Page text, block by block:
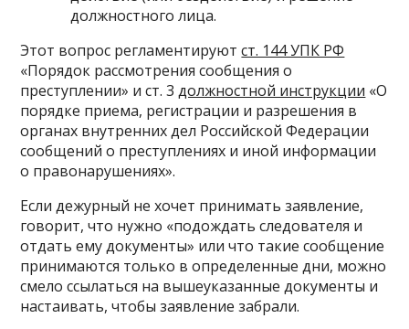
должностного лица.
Этот вопрос регламентируютст. 144 УПК РФ
«Порядок рассмотрения сообщения о
преступлении» и ст. 3должностной инструкции «О
порядке приема, регистрации и разрешения в
органах внутренних дел Российской Федерации
сообщений о преступлениях и иной информации
о правонарушениях».
Если дежурный не хочет принимать заявление,
говорит, что нужно «подождать следователя и
отдать ему документы» или что такие сообщение
принимаются только в определенные дни, можно
смело ссылаться на вышеуказанные документы и
настаивать, чтобы заявление забрали.